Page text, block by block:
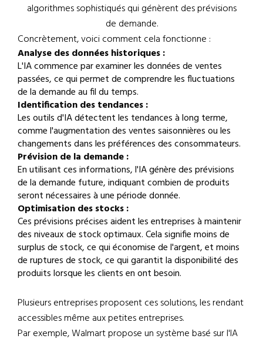
algorithmes sophistiqués qui génèrent des prévisions
de demande.
Concrètement, voici comment cela fonctionne :
Analyse des données historiques :
L'IA commence par examiner les données de ventes
passées, ce qui permet de comprendre les fluctuations
de la demande au fil du temps.
Identification des tendances :
Les outils d'IA détectent les tendances à long terme,
comme l'augmentation des ventes saisonnières ou les
changements dans les préférences des consommateurs.
Prévision de la demande :
En utilisant ces informations, l'IA génère des prévisions
de la demande future, indiquant combien de produits
seront nécessaires à une période donnée.
Optimisation des stocks :
Ces prévisions précises aident les entreprises à maintenir
des niveaux de stock optimaux. Cela signifie moins de
surplus de stock, ce qui économise de l'argent, et moins
de ruptures de stock, ce qui garantit la disponibilité des
produits lorsque les clients en ont besoin.
Plusieurs entreprises proposent ces solutions, les rendant
accessibles même aux petites entreprises.
Par exemple, Walmart propose un système basé sur l'IA